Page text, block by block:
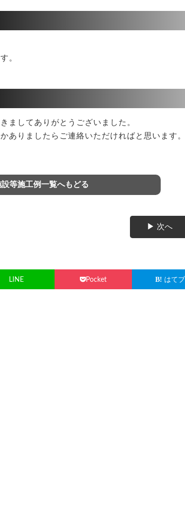
。
してありがとうございました。
りましたらご連絡いただければと思います。
等施工例一覧へもどる
▶ 次へ
LINE Pocket はてブ